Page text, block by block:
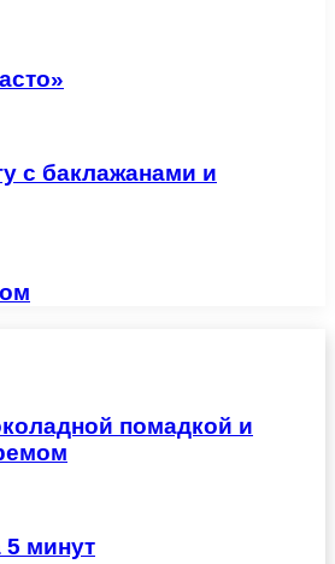
с баклажанами и
помадкой и
5 минут